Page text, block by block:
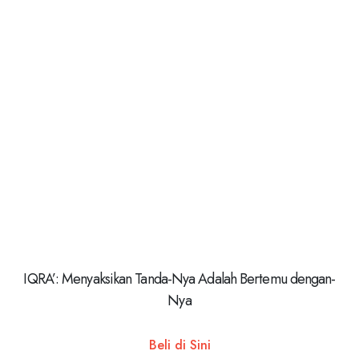
IQRA’: Menyaksikan Tanda-Nya Adalah Bertemu dengan-
Nya
Beli di Sini